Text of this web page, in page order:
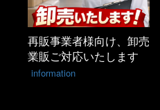
再販事業者様向け、卸売
業販ご対応いたします
information